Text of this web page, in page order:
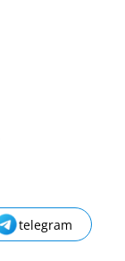
telegram